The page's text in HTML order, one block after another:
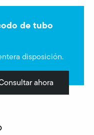
de tubo
disposición.
ahora